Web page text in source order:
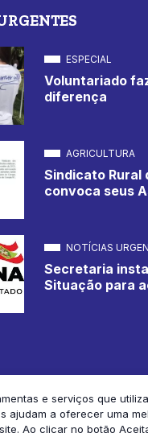
e serviços que
ajudam a oferecer uma
Ao clicar no botão
ESPECIAL
Voluntariado
diferença
AGRICULTURA
Sindicato Rural
convoca seus
NOTÍCIAS
Secretaria
Situação para
Corupá. Todos os